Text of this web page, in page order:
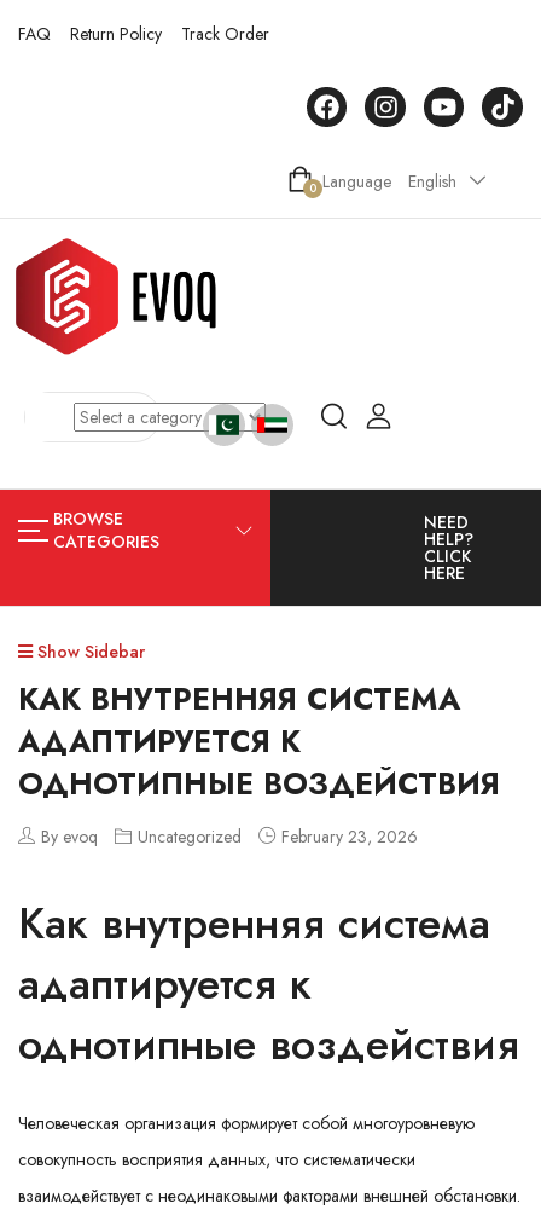
FAQ Return Policy Track Order
0 Language English
BROWSE
CATEGORIES
NEED
HELP?
CLICK
HERE
Show Sidebar
КАК ВНУТРЕННЯЯ СИСТЕМА
АДАПТИРУЕТСЯ К
ОДНОТИПНЫЕ ВОЗДЕЙСТВИЯ
By evoq Uncategorized February 23, 2026
Как внутренняя система
адаптируется к
однотипные воздействия
Человеческая организация формирует собой многоуровневую
совокупность восприятия данных, что систематически
взаимодействует с неодинаковыми факторами внешней обстановки.